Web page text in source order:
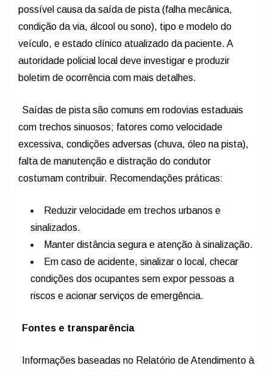
possível causa da saída de pista (falha mecânica,
condição da via, álcool ou sono), tipo e modelo do
veículo, e estado clínico atualizado da paciente. A
autoridade policial local deve investigar e produzir
boletim de ocorrência com mais detalhes.
Saídas de pista são comuns em rodovias estaduais
com trechos sinuosos; fatores como velocidade
excessiva, condições adversas (chuva, óleo na pista),
falta de manutenção e distração do condutor
costumam contribuir. Recomendações práticas:
Reduzir velocidade em trechos urbanos e
sinalizados.
Manter distância segura e atenção à sinalização.
Em caso de acidente, sinalizar o local, checar
condições dos ocupantes sem expor pessoas a
riscos e acionar serviços de emergência.
Fontes e transparência
Informações baseadas no Relatório de Atendimento à